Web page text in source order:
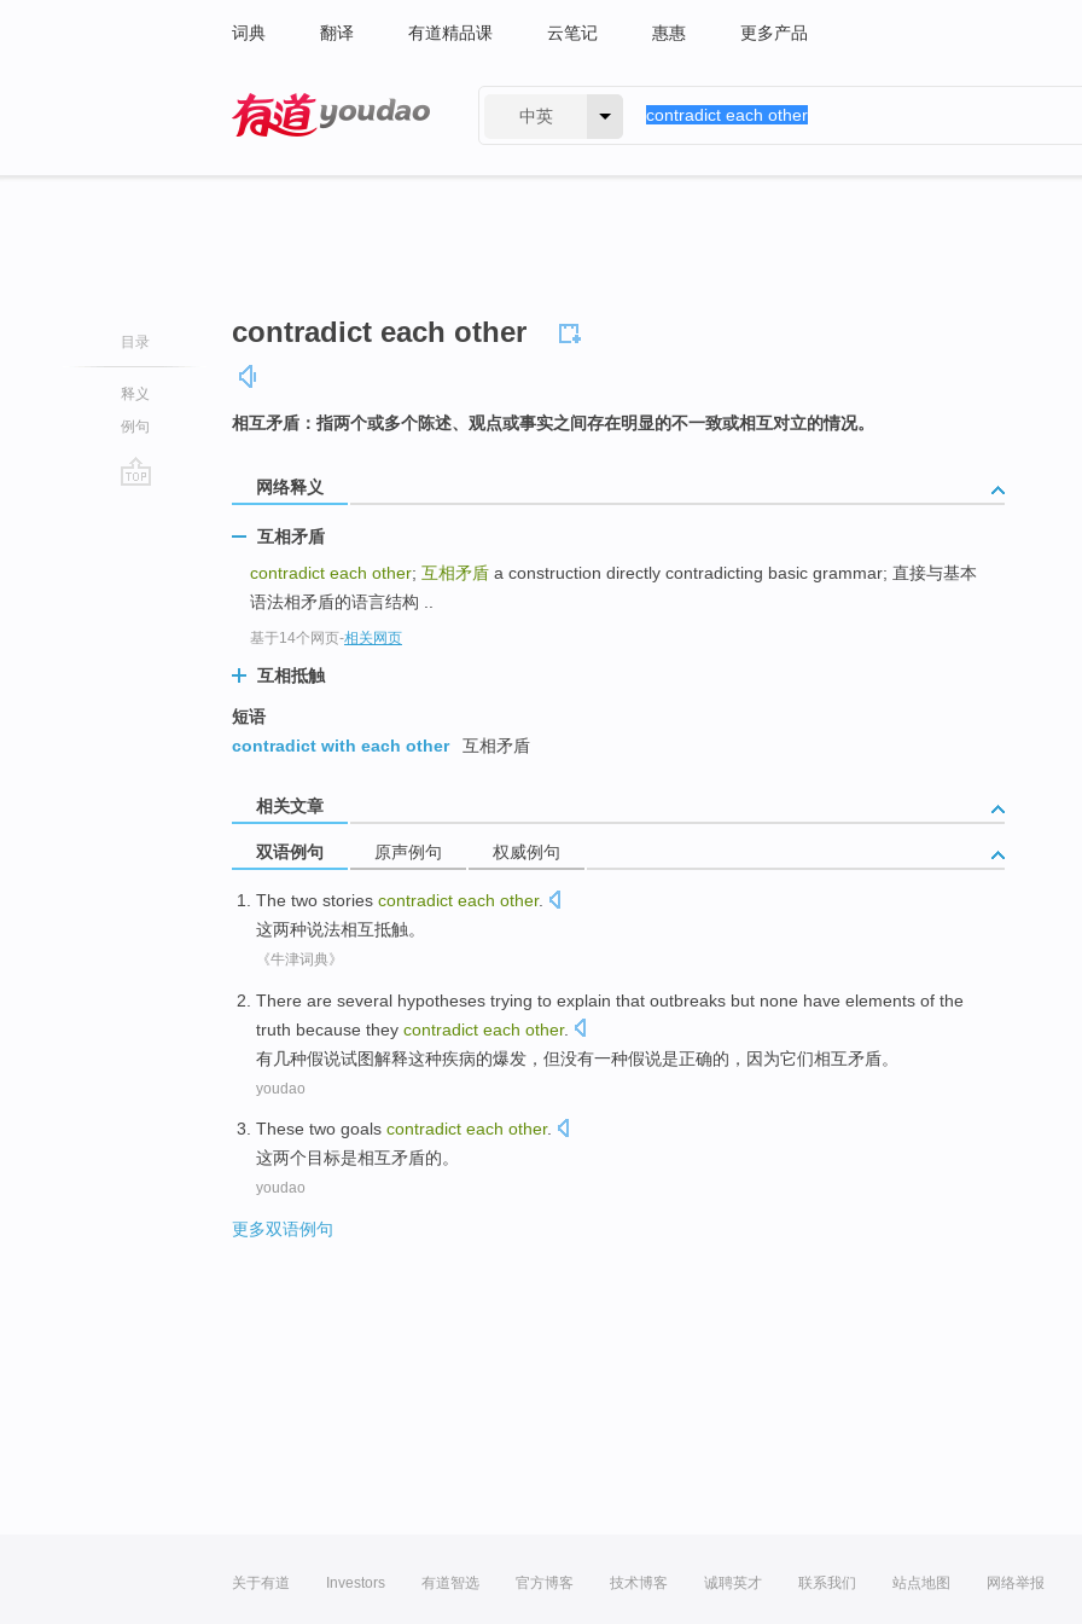
词典 翻译 有道精品课 云笔记 惠惠 更多产品
中英
目录
释义
例句
contradict each other
相互矛盾：指两个或多个陈述、观点或事实之间存在明显的不一致或相互对立的情况。
网络释义
互相矛盾
contradict each other; 互相矛盾 a construction directly contradicting basic grammar; 直接与基本
语法相矛盾的语言结构 ..
基于14个网页-相关网页
互相抵触
短语
contradict with each other
互相矛盾
相关文章
双语例句 原声例句 权威例句
The two stories contradict each other.
这两种说法相互抵触。
《牛津词典》
There are several hypotheses trying to explain that outbreaks but none have elements of the
truth because they contradict each other.
有几种假说试图解释这种疾病的爆发 ， 但没有一种假说是正确的， 因为它们相互矛盾。
youdao
These two goals contradict each other.
这两个目标是相互矛盾的。
youdao
更多双语例句
关于有道 Investors 有道智选 官方博客 技术博客 诚聘英才 联系我们 站点地图 网络举报